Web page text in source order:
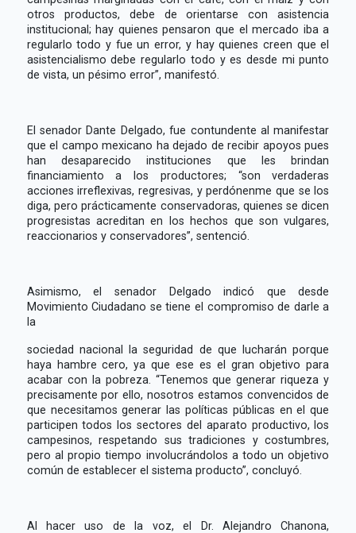
otros productos, debe de orientarse con asistencia
institucional; hay quienes pensaron que el mercado iba a
regularlo todo y fue un error, y hay quienes creen que el
asistencialismo debe regularlo todo y es desde mi punto
de vista, un pésimo error”, manifestó.
El senador Dante Delgado, fue contundente al manifestar
que el campo mexicano ha dejado de recibir apoyos pues
han desaparecido instituciones que les brindan
financiamiento a los productores; “son verdaderas
acciones irreflexivas, regresivas, y perdónenme que se los
diga, pero prácticamente conservadoras, quienes se dicen
progresistas acreditan en los hechos que son vulgares,
reaccionarios y conservadores”, sentenció.
Asimismo, el senador Delgado indicó que desde
Movimiento Ciudadano se tiene el compromiso de darle a
la
sociedad nacional la seguridad de que lucharán porque
haya hambre cero, ya que ese es el gran objetivo para
acabar con la pobreza. “Tenemos que generar riqueza y
precisamente por ello, nosotros estamos convencidos de
que necesitamos generar las políticas públicas en el que
participen todos los sectores del aparato productivo, los
campesinos, respetando sus tradiciones y costumbres,
pero al propio tiempo involucrándolos a todo un objetivo
común de establecer el sistema producto”, concluyó.
Al hacer uso de la voz, el Dr. Alejandro Chanona,